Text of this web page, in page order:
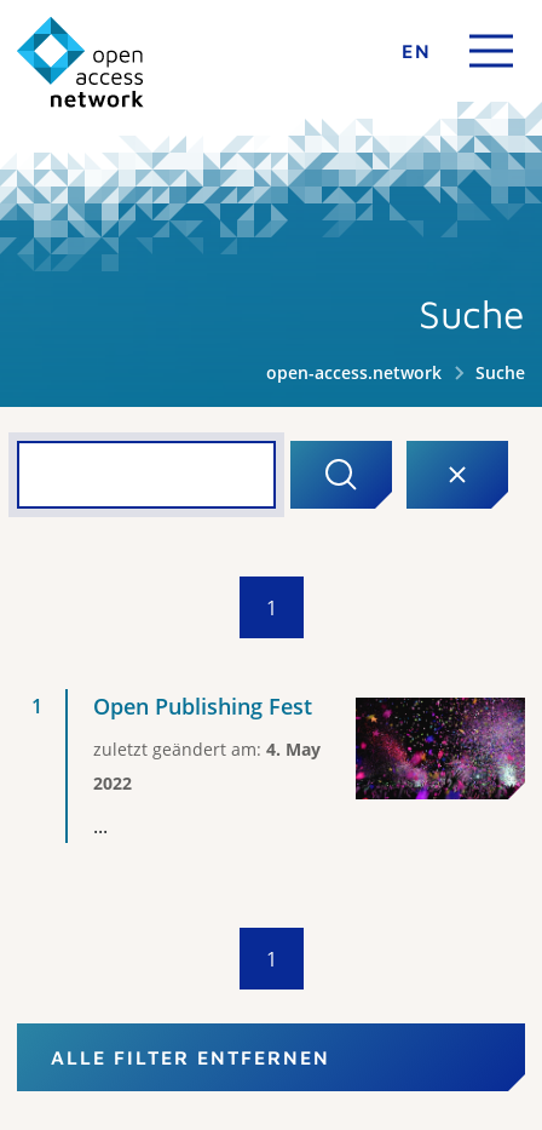
EN
Suche
open-access.network Suche
1
Open Publishing Fest
zuletzt geändert am: 4. May
2022
...
1
ALLE FILTER ENTFERNEN